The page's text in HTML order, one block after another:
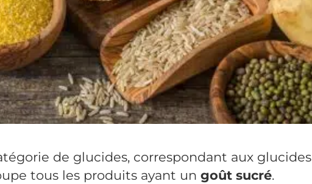
de glucides, correspondant aux glucides
tous les produits ayant un goût sucré.